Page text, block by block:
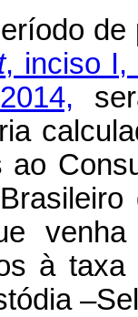
, inciso I,
ao
à